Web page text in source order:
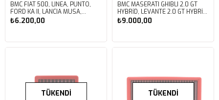
BMC FIAT 500, LINEA, PUNTO,
FORD KA II, LANCIA MUSA,
YPSILON, ALFA ROMEO MITO
KUTU İÇİ PERFORMANS HAVA
₺6.200,00
BMC MASERATI GHIBLI 2.0 GT
HYBRID, LEVANTE 2.0 GT HYBRID
KUTU İÇİ PERFORMANS HAVA
FİLTRESİ FB01141
₺9.000,00
TÜKENDI TÜKENDI